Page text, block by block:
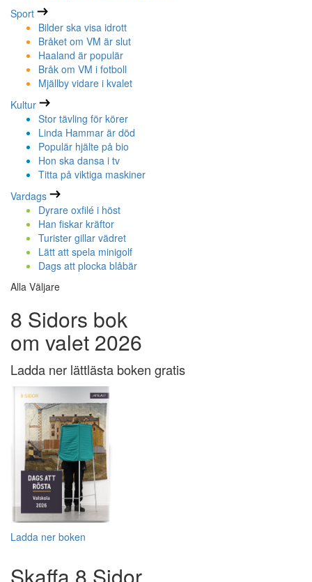
Sport
Bilder ska visa idrott
Bråket om VM är slut
Haaland är populär
Bråk om VM i fotboll
Mjällby vidare i kvalet
Kultur
Stor tävling för körer
Linda Hammar är död
Populär hjälte på bio
Hon ska dansa i tv
Titta på viktiga maskiner
Vardags
Dyrare oxfilé i höst
Han fiskar kräftor
Turister gillar vädret
Lätt att spela minigolf
Dags att plocka blåbär
Alla Väljare
8 Sidors bok
om valet 2026
Ladda ner lättlästa boken gratis
Ladda ner boken